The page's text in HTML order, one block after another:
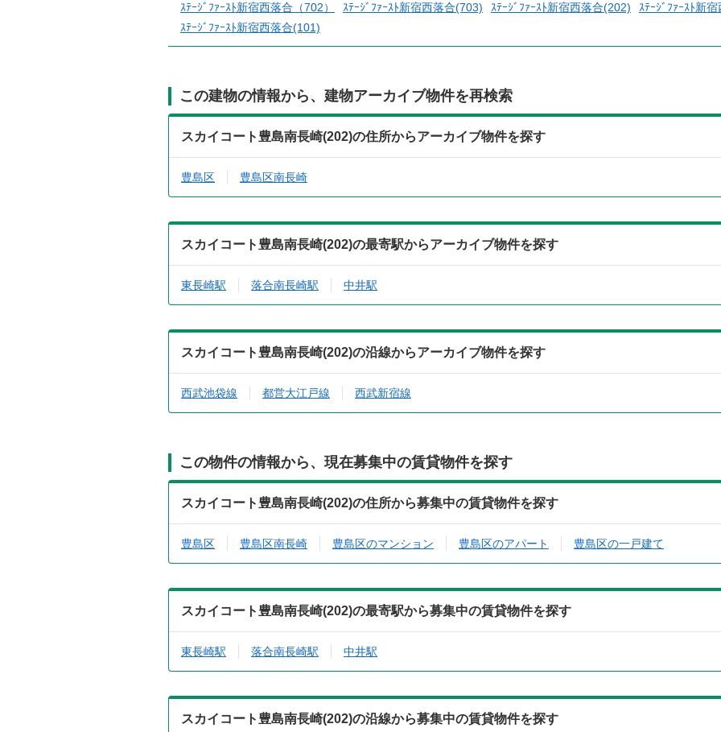
ｽﾃｰｼﾞﾌｧｰｽﾄ新宿西落合（702）
ｽﾃｰｼﾞﾌｧｰｽﾄ新宿西落合(703) ｽﾃｰｼﾞﾌｧｰｽﾄ新宿西落合(202)
ｽﾃｰｼﾞﾌｧｰｽﾄ新
ｽﾃｰｼﾞﾌｧｰｽﾄ新宿西落合(101)
この建物の情報から、建物アーカイブ物件を再検索
スカイコート豊島南長崎(202)の住所からアーカイブ物件を探す
豊島区 豊島区南長崎
スカイコート豊島南長崎(202)の最寄駅からアーカイブ物件を探す
東長崎駅 落合南長崎駅 中井駅
スカイコート豊島南長崎(202)の沿線からアーカイブ物件を探す
西武池袋線 都営大江戸線 西武新宿線
この物件の情報から、現在募集中の賃貸物件を探す
スカイコート豊島南長崎(202)の住所から募集中の賃貸物件を探す
豊島区 豊島区南長崎 豊島区のマンション 豊島区のアパート 豊島区の一戸建て
スカイコート豊島南長崎(202)の最寄駅から募集中の賃貸物件を探す
東長崎駅 落合南長崎駅 中井駅
スカイコート豊島南長崎(202)の沿線から募集中の賃貸物件を探す